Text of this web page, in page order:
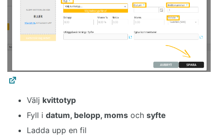
Välj kvittotyp
Fyll i datum, belopp, moms och syfte
Ladda upp en fil